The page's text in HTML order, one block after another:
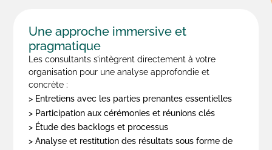
Une approche immersive et
pragmatique
Les consultants s’intègrent directement à votre
organisation pour une analyse approfondie et
concrète :
> Entretiens avec les parties prenantes essentielles
> Participation aux cérémonies et réunions clés
> Étude des backlogs et processus
> Analyse et restitution des résultats sous forme de